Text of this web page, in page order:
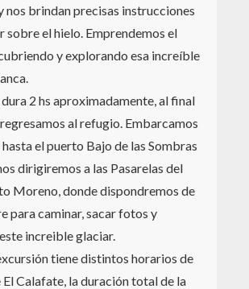
nos brindan precisas instrucciones
sobre el hielo. Emprendemos el
y explorando esa increíble
2 hs aproximadamente, al final
al refugio. Embarcamos
el puerto Bajo de las Sombras
dirigiremos a las Pasarelas del
Moreno, donde dispondremos de
para caminar, sacar fotos y
increible glaciar.
tiene distintos horarios de
El Calafate, la duración total de la